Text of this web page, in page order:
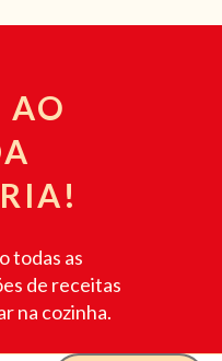
AO
todas as
de receitas
na cozinha.